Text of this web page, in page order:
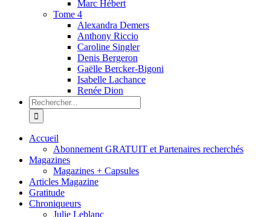
Marc Hébert
Tome 4
Alexandra Demers
Anthony Riccio
Caroline Singler
Denis Bergeron
Gaëlle Bercker-Bigoni
Isabelle Lachance
Renée Dion
Recherche
sur
le
site
:
Accueil
Abonnement GRATUIT et Partenaires recherchés
Magazines
Magazines + Capsules
Articles Magazine
Gratitude
Chroniqueurs
Julie Leblanc